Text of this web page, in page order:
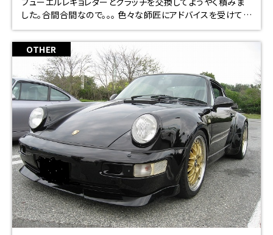
した。合間合間なので。。。 色々な師匠にアドバイスを受けても
フューエルレギュレターは燃圧が落ちるという見解でした
が、、、 試乗も終わり快調ＯＫ
OTHER